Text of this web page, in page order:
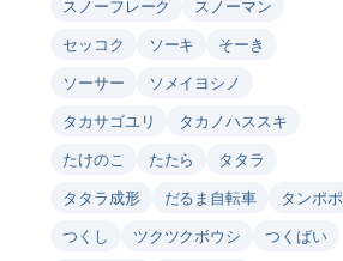
スノーフレーク
スノーマン
セッコク
ソーキ
そーき
ソーサー
ソメイヨシノ
タカサゴユリ
タカノハススキ
たけのこ
たたら
タタラ
タタラ成形
だるま自転車
タンポポ
つくし
ツクツクボウシ
つくばい